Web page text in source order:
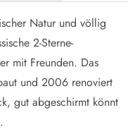
Natur und völlig
2-Sterne-
mit Freunden. Das
und 2006 renoviert
gut abgeschirmt könnt